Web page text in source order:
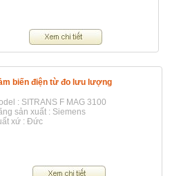
biến điện từ đo lưu lượng
: SITRANS F MAG 3100
sản xuất : Siemens
xứ : Đức